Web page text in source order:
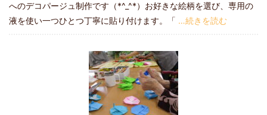
へのデコパージュ制作です（*^_^*）お好きな絵柄を選び、専用の
液を使い一つひとつ丁寧に貼り付けます。「 …続きを読む